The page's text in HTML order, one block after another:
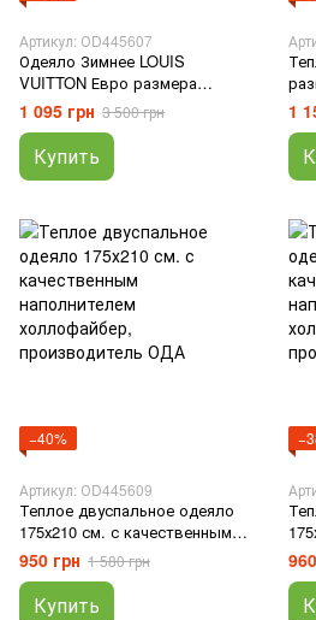
Артикул: ОD445607
Одеяло Зимнее LOUIS
VUITTON Евро размера
200х220 см гипоаллергенное,
с качественным
наполнителем
1 095 грн 3 500 грн
Купить
1
−40%
Артикул: ОD445609
Теплое двуспальное одеяло
175х210 см. с качественным
наполнителем холлофайбер,
производитель ОДА
950 грн 1 580 грн
Купить